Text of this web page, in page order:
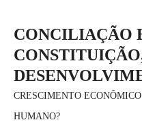
CONCILIAÇÃO
CRESCIMENTO
HUMANO?